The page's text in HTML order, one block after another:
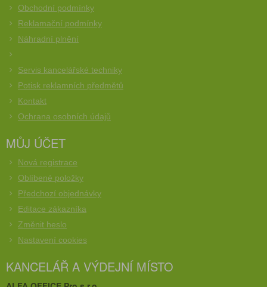
Obchodní podmínky
Reklamační podmínky
Náhradní plnění
Servis kancelářské techniky
Potisk reklamních předmětů
Kontakt
Ochrana osobních údajů
MŮJ ÚČET
Nová registrace
Oblíbené položky
Předchozí objednávky
Editace zákazníka
Změnit heslo
Nastavení cookies
KANCELÁŘ A VÝDEJNÍ MÍSTO